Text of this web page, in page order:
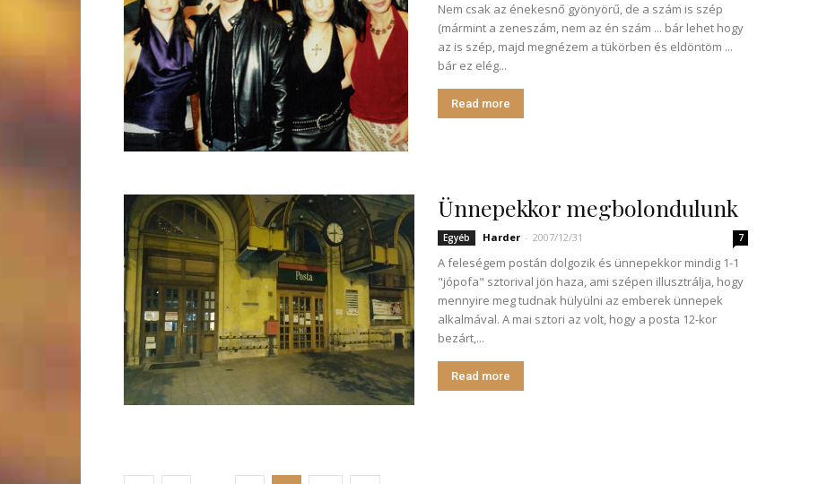
Nem csak az énekesnő gyönyörű, de a szám is szép
(mármint a zeneszám, nem az én szám ... bár lehet hogy
az is szép, majd megnézem a tükörben és eldöntöm ...
bár ez elég...
Read more
Ünnepekkor megbolondulunk
Egyéb Harder - 2007/12/31 7
A feleségem postán dolgozik és ünnepekkor mindig 1-1
"jópofa" sztorival jön haza, ami szépen illusztrálja, hogy
mennyire meg tudnak hülyülni az emberek ünnepek
alkalmával. A mai sztori az volt, hogy a posta 12-kor
bezárt,...
Read more